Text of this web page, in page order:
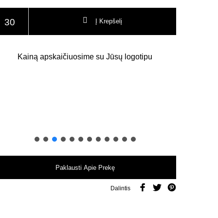
Į Krepšelį
Kainą apskaičiuosime su Jūsų logotipu
Paklausti Apie Prekę
Dalintis